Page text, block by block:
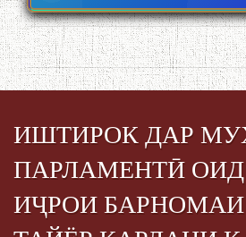
ИШТИРОК ДАР
ПАРЛАМЕНТӢ ОИД
ИҶРОИ